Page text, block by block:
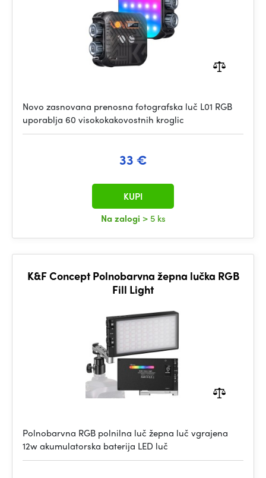
Novo zasnovana prenosna fotografska luč L01 RGB
uporablja 60 visokokakovostnih kroglic
33 €
Na zalogi > 5 ks
KUPI
K&F Concept Polnobarvna žepna lučka RGB
Fill Light
Polnobarvna RGB polnilna luč žepna luč vgrajena
12w akumulatorska baterija LED luč